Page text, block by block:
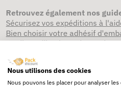
Retrouvez également nos
Sécurisez vos expéditions à
Bien choisir votre adhésif
Quelles utilisations alternatives
3 conseils pour réussir
Nous utilisons des cookies
Nous pouvons les placer pour analyser